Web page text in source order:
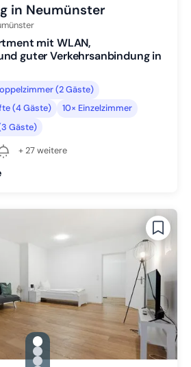
in Neumünster
mit WLAN,
guter Verkehrsanbindung in
(2 Gäste)
(4 Gäste)
10× Einzelzimmer
Gäste)
+ 27 weitere
gallery.slide_selector
Zu Slide 1 wechseln
Zu Slide 2 wechseln